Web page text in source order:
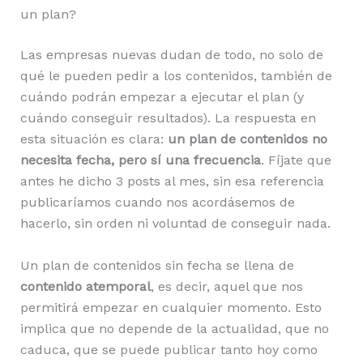
un plan?
Las empresas nuevas dudan de todo, no solo de
qué le pueden pedir a los contenidos, también de
cuándo podrán empezar a ejecutar el plan (y
cuándo conseguir resultados). La respuesta en
esta situación es clara: un plan de contenidos no
necesita fecha, pero sí una frecuencia. Fíjate que
antes he dicho 3 posts al mes, sin esa referencia
publicaríamos cuando nos acordásemos de
hacerlo, sin orden ni voluntad de conseguir nada.
Un plan de contenidos sin fecha se llena de
contenido atemporal, es decir, aquel que nos
permitirá empezar en cualquier momento. Esto
implica que no depende de la actualidad, que no
caduca, que se puede publicar tanto hoy como